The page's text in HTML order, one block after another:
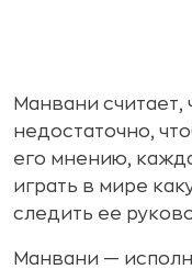
Манвани
недостаточно,
его мнению,
играть в мире
следить ее
Манвани —